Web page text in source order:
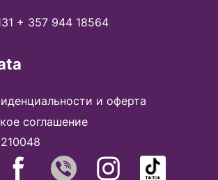
+ 357 944 18564
и оферта
соглашение